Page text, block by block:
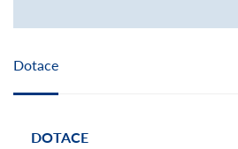
Dotace
DOTACE